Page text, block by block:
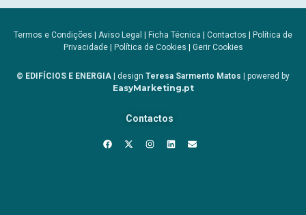
Termos e Condições | Aviso Legal | Ficha Técnica | Contactos | Política de
Privacidade| Política de Cookies | Gerir Cookies
© EDIFÍCIOS E ENERGIA | design Teresa Sarmento Matos | powered by
EasyMarketing.pt
Contactos